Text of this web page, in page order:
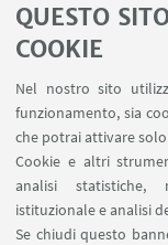
QUESTO
COOKIE
Nel nostro sito
funzionamento, sia
che potrai attivare
Cookie e altri
analisi statistiche,
istituzionale e analisi
Se chiudi questo
Sospensione
durata degli
Supporto per